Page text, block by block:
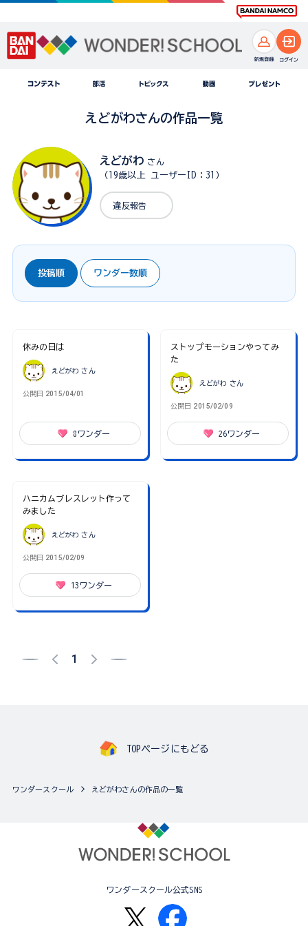
えどがわさんの作品一覧
えどがわ さん
（19歳以上 ユーザーID：31）
違反報告
投稿順 ワンダー数順
休みの日は
えどがわ さん
公開日 2015/04/01
8 ワンダー
ストップモーションやってみ
た
えどがわ さん
公開日 2015/02/09
26ワンダー
ハニカムブレスレット作って
みました
えどがわ さん
公開日 2015/02/09
13 ワンダー
1
TOPページにもどる
ワンダースクール えどがわさんの作品の一覧
ワンダースクール公式SNS